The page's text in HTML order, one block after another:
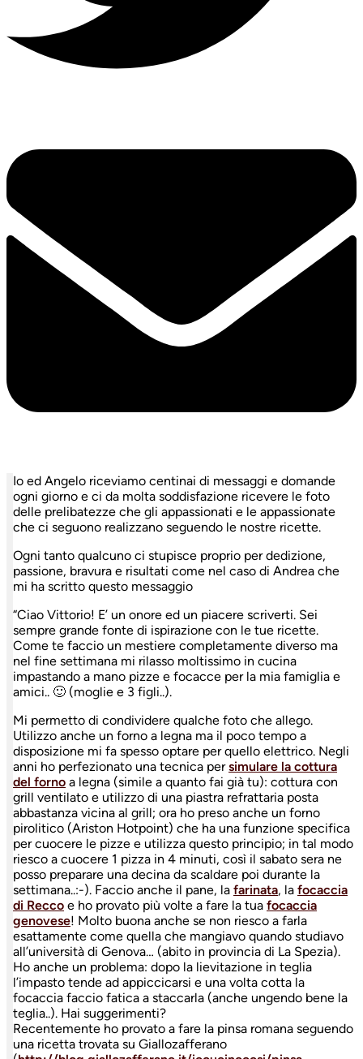
Io ed Angelo riceviamo centinai di messaggi e domande
ogni giorno e ci da molta soddisfazione ricevere le foto
delle prelibatezze che gli appassionati e le appassionate
che ci seguono realizzano seguendo le nostre ricette.
Ogni tanto qualcuno ci stupisce proprio per dedizione,
passione, bravura e risultati come nel caso di Andrea che
mi ha scritto questo messaggio
“Ciao Vittorio! E’ un onore ed un piacere scriverti. Sei
sempre grande fonte di ispirazione con le tue ricette.
Come te faccio un mestiere completamente diverso ma
nel fine settimana mi rilasso moltissimo in cucina
impastando a mano pizze e focacce per la mia famiglia e
amici.. 🙂 (moglie e 3 figli..).
Mi permetto di condividere qualche foto che allego.
Utilizzo anche un forno a legna ma il poco tempo a
disposizione mi fa spesso optare per quello elettrico. Negli
anni ho perfezionato una tecnica persimulare la cottura
del forno a legna (simile a quanto fai già tu): cottura con
grill ventilato e utilizzo di una piastra refrattaria posta
abbastanza vicina al grill; ora ho preso anche un forno
pirolitico (Ariston Hotpoint) che ha una funzione specifica
per cuocere le pizze e utilizza questo principio; in tal modo
riesco a cuocere 1 pizza in 4 minuti, così il sabato sera ne
posso preparare una decina da scaldare poi durante la
settimana..:-). Faccio anche il pane, la farinata, la focaccia
di Recco e ho provato più volte a fare la tua focaccia
genovese! Molto buona anche se non riesco a farla
esattamente come quella che mangiavo quando studiavo
all’università di Genova… (abito in provincia di La Spezia).
Ho anche un problema: dopo la lievitazione in teglia
l’impasto tende ad appiccicarsi e una volta cotta la
focaccia faccio fatica a staccarla (anche ungendo bene la
teglia..). Hai suggerimenti?
Recentemente ho provato a fare la pinsa romana seguendo
una ricetta trovata su Giallozafferano